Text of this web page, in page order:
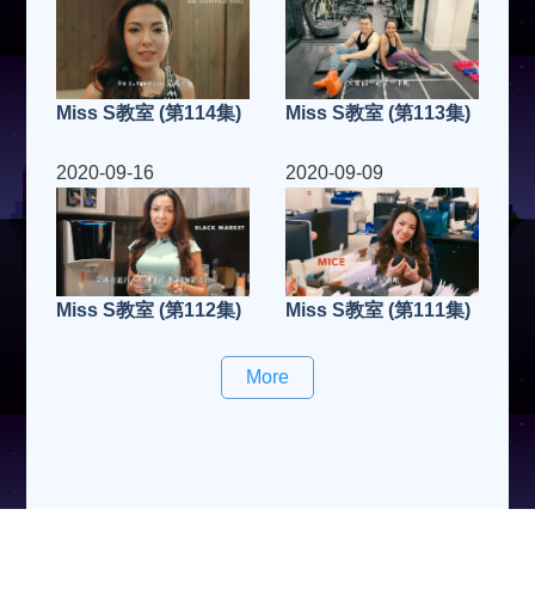
Miss S教室 (第114集) Miss S教室 (第113集)
2020-09-16
Miss S教室 (第112集)
2020-09-09
Miss S教室 (第111集)
More